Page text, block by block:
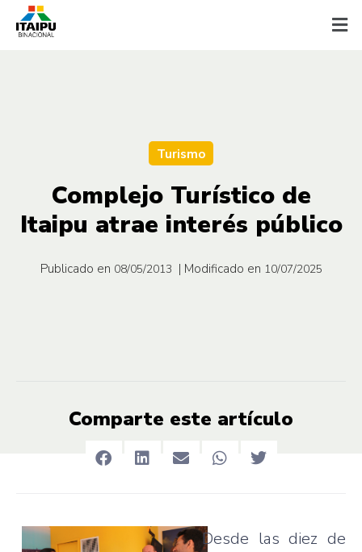
Turismo
Complejo Turístico de
Itaipu atrae interés público
Publicado en 08/05/2013 | Modificado en 10/07/2025
Comparte este artículo
Desde las diez de